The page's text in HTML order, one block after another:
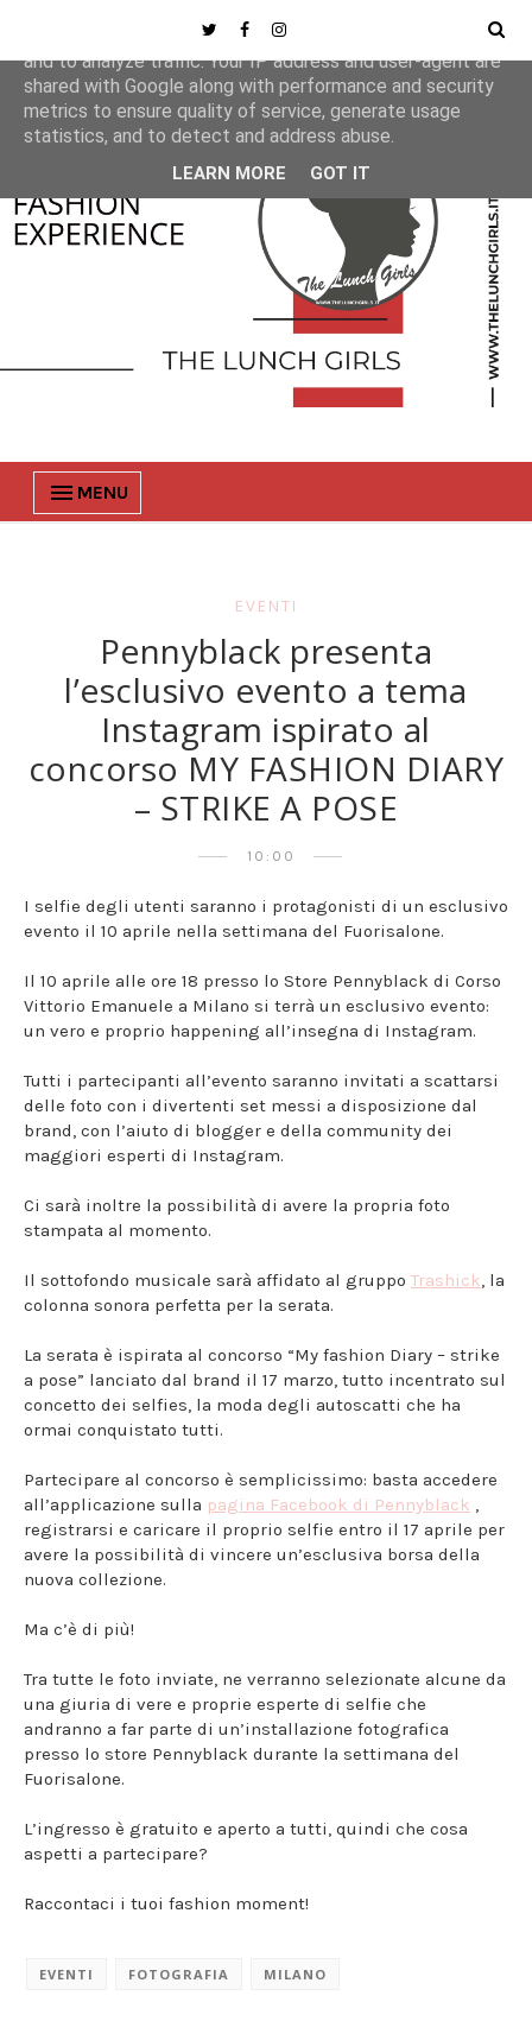
MENU
EVENTI
Pennyblack presenta
l’esclusivo evento a tema
Instagram ispirato al
concorso MY FASHION DIARY
– STRIKE A POSE
10:00
I selfie degli utenti saranno i protagonisti di un esclusivo
evento il 10 aprile nella settimana del Fuorisalone.
Il 10 aprile alle ore 18 presso lo Store Pennyblack di Corso
Vittorio Emanuele a Milano si terrà un esclusivo evento:
un vero e proprio happening all’insegna di Instagram.
Tutti i partecipanti all’evento saranno invitati a scattarsi
delle foto con i divertenti set messi a disposizione dal
brand, con l’aiuto di blogger e della community dei
maggiori esperti di Instagram.
Ci sarà inoltre la possibilità di avere la propria foto
stampata al momento.
Il sottofondo musicale sarà affidato al gruppo Trashick, la
colonna sonora perfetta per la serata.
La serata è ispirata al concorso “My fashion Diary – strike
a pose” lanciato dal brand il 17 marzo, tutto incentrato sul
concetto dei selfies, la moda degli autoscatti che ha
ormai conquistato tutti.
Partecipare al concorso è semplicissimo: basta accedere
all’applicazione sulla pagina Facebook di Pennyblack ,
registrarsi e caricare il proprio selfie entro il 17 aprile per
avere la possibilità di vincere un’esclusiva borsa della
nuova collezione.
Ma c’è di più!
Tra tutte le foto inviate, ne verranno selezionate alcune da
una giuria di vere e proprie esperte di selfie che
andranno a far parte di un’installazione fotografica
presso lo store Pennyblack durante la settimana del
Fuorisalone.
L’ingresso è gratuito e aperto a tutti, quindi che cosa
aspetti a partecipare?
Raccontaci i tuoi fashion moment!
EVENTI FOTOGRAFIA MILANO
This site uses cookies from Google to deliver its services
and to analyze traffic. Your IP address and user-agent are
shared with Google along with performance and security
metrics to ensure quality of service, generate usage
statistics, and to detect and address abuse.
LEARN MORE GOT IT